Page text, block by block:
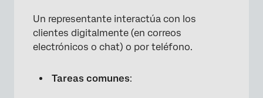
Un representante interactúa con los
clientes digitalmente (en correos
electrónicos o chat) o por teléfono.
Tareas comunes: